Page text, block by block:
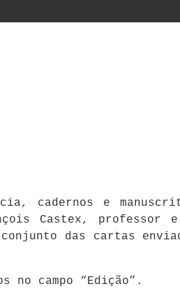
cadernos e
Castex,
das cartas
no campo “Edição”.